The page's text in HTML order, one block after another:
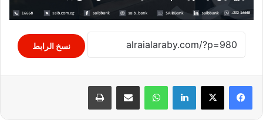
نسخ الرابط
لينكدإن واتساب مشاركة عبر البريد طباعة